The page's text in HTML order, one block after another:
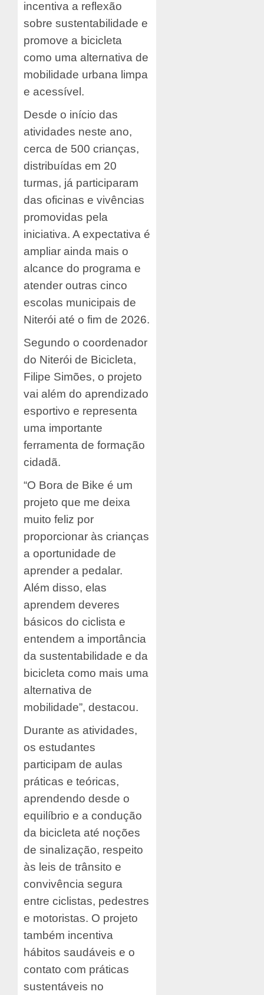
incentiva a reflexão
sobre sustentabilidade e
promove a bicicleta
como uma alternativa de
mobilidade urbana limpa
e acessível.
Desde o início das
atividades neste ano,
cerca de 500 crianças,
distribuídas em 20
turmas, já participaram
das oficinas e vivências
promovidas pela
iniciativa. A expectativa é
ampliar ainda mais o
alcance do programa e
atender outras cinco
escolas municipais de
Niterói até o fim de 2026.
Segundo o coordenador
do Niterói de Bicicleta,
Filipe Simões, o projeto
vai além do aprendizado
esportivo e representa
uma importante
ferramenta de formação
cidadã.
“O Bora de Bike é um
projeto que me deixa
muito feliz por
proporcionar às crianças
a oportunidade de
aprender a pedalar.
Além disso, elas
aprendem deveres
básicos do ciclista e
entendem a importância
da sustentabilidade e da
bicicleta como mais uma
alternativa de
mobilidade”, destacou.
Durante as atividades,
os estudantes
participam de aulas
práticas e teóricas,
aprendendo desde o
equilíbrio e a condução
da bicicleta até noções
de sinalização, respeito
às leis de trânsito e
convivência segura
entre ciclistas, pedestres
e motoristas. O projeto
também incentiva
hábitos saudáveis e o
contato com práticas
sustentáveis no